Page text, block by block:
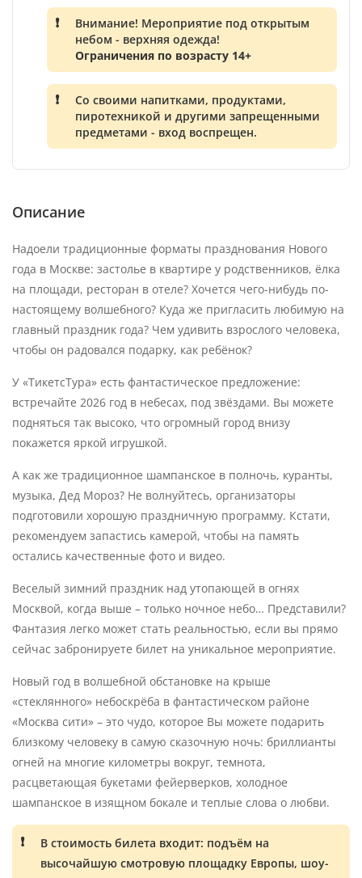
Внимание! Мероприятие под открытым
небом - верхняя одежда!
Ограничения по возрасту 14+
Со своими напитками, продуктами,
пиротехникой и другими запрещенными
предметами - вход воспрещен.
Описание
Надоели традиционные форматы празднования Нового
года в Москве: застолье в квартире у родственников, ёлка
на площади, ресторан в отеле? Хочется чего-нибудь по-
настоящему волшебного? Куда же пригласить любимую на
главный праздник года? Чем удивить взрослого человека,
чтобы он радовался подарку, как ребёнок?
У «ТикетсТура» есть фантастическое предложение:
встречайте 2026 год в небесах, под звёздами. Вы можете
подняться так высоко, что огромный город внизу
покажется яркой игрушкой.
А как же традиционное шампанское в полночь, куранты,
музыка, Дед Мороз? Не волнуйтесь, организаторы
подготовили хорошую праздничную программу. Кстати,
рекомендуем запастись камерой, чтобы на память
остались качественные фото и видео.
Веселый зимний праздник над утопающей в огнях
Москвой, когда выше – только ночное небо… Представили?
Фантазия легко может стать реальностью, если вы прямо
сейчас забронируете билет на уникальное мероприятие.
Новый год в волшебной обстановке на крыше
«стеклянного» небоскрёба в фантастическом районе
«Москва сити» – это чудо, которое Вы можете подарить
близкому человеку в самую сказочную ночь: бриллианты
огней на многие километры вокруг, темнота,
расцветающая букетами фейерверков, холодное
шампанское в изящном бокале и теплые слова о любви.
В стоимость билета входит: подъём на
высочайшую смотровую площадку Европы, шоу-